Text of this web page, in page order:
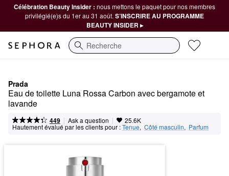
Célébration Beauty Insider : nous mettons le paquet pour nos membres
privilégié(e)s du 1er au 31 août. S’INSCRIRE AU PROGRAMME
BEAUTY INSIDER ▸
Recherche
Prada
Eau de toilette Luna Rossa Carbon avec bergamote et
lavande
449 | Ask a question | 25.6K
Hautement évalué par les clients pour :Tenue, Côté masculin, Parfum